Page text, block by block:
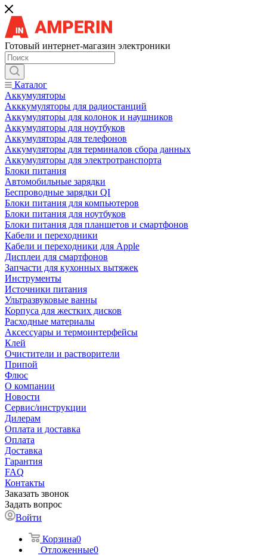
Готовый интернет-магазин электроники
Каталог
Аккумуляторы
Акккумуляторы для радиостанций
Аккумуляторы для колонок и наушников
Аккумуляторы для ноутбуков
Аккумуляторы для телефонов
Аккумуляторы для терминалов сбора данных
Аккумуляторы для электротранспорта
Блоки питания
Автомобильные зарядки
Беспроводные зарядки QI
Блоки питания для компьютеров
Блоки питания для ноутбуков
Блоки питания для планшетов и смартфонов
Кабели и переходники
Кабели и переходники для Apple
Дисплеи для смартфонов
Запчасти для кухонных вытяжек
Инструменты
Источники питания
Ультразвуковые ванны
Корпуса для жестких дисков
Расходные материалы
Аксессуары и термоинтерфейсы
Клей
Очистители и растворители
Припой
Флюс
О компании
Новости
Сервис/инструкции
Дилерам
Оплата и доставка
Оплата
Доставка
Гарантия
FAQ
Контакты
Заказать звонок
Задать вопрос
Войти
Корзина0
Отложенные0